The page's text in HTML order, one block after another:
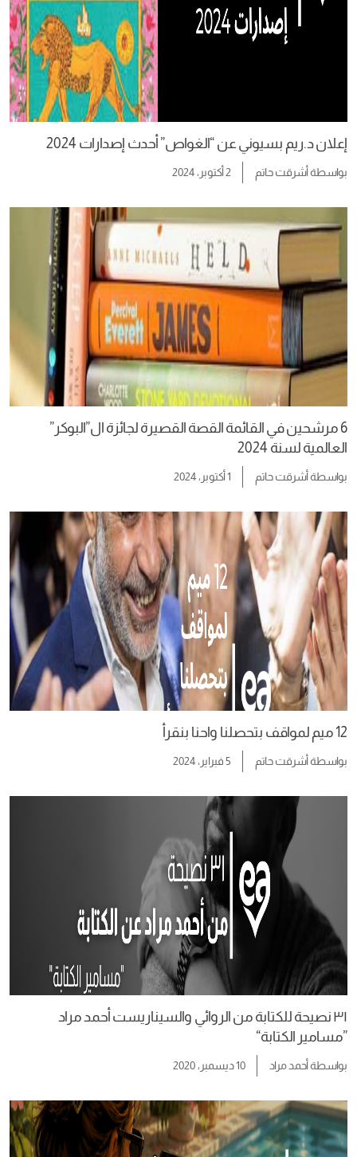
إعلان د.ريم بسيوني عن “الغواص” أحدث إصدارات 2024
بواسطةأشرقت حاتم 2 أكتوبر، 2024
6 مرشحين في القائمة القصة القصيرة لجائزة ال”البوكر”
العالمية لسنة 2024
بواسطةأشرقت حاتم 1 أكتوبر، 2024
12 ميم لمواقف بتحصلنا واحنا بنقرأ
بواسطةأشرقت حاتم 5 فبراير، 2024
٣١ نصيحة للكتابة من الروائي والسيناريست أحمد مراد
”مسامير الكتابة“
بواسطةأحمد مراد 10 ديسمبر، 2020